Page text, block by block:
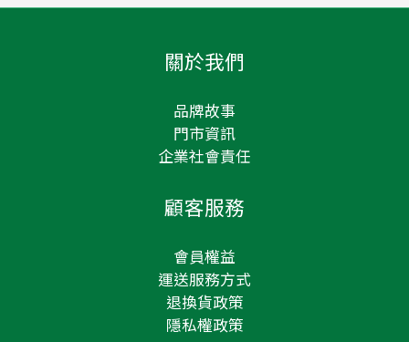
關於我們
品牌故事
門市資訊
企業社會責任
顧客服務
會員權益
運送服務方式
退換貨政策
隱私權政策